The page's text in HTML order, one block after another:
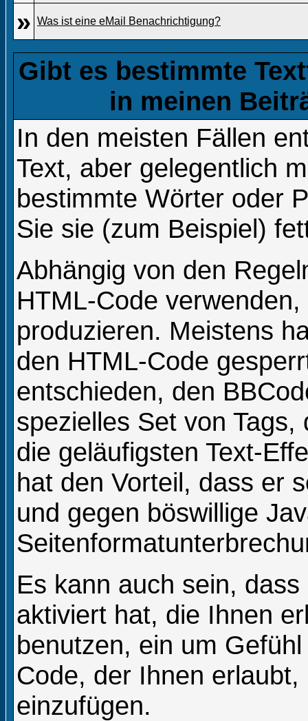
» Was ist eine eMail Benachrichtigung?
Gibt es bestimmte
in meinen
In den meisten Fällen
Text, aber gelegentlich
bestimmte Wörter oder
Sie sie (zum Beispiel)
Abhängig von den
HTML-Code
produzieren. Meistens
den HTML-Code
entschieden, den
spezielles Set von
die geläufigsten Text-
hat den Vorteil, dass er
und gegen böswillige
Es kann auch sein,
aktiviert hat, die Ihnen
benutzen, ein um
Code, der Ihnen
einzufügen.